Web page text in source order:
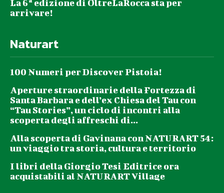
La 6ª edizione di OltreLaRocca sta per
arrivare!
Naturart
100 Numeri per Discover Pistoia!
Aperture straordinarie della Fortezza di
Santa Barbara e dell’ex Chiesa del Tau con
“Tau Stories”, un ciclo di incontri alla
scoperta degli affreschi di...
Alla scoperta di Gavinana con NATURART 54:
un viaggio tra storia, cultura e territorio
I libri della Giorgio Tesi Editrice ora
acquistabili al NATURART Village